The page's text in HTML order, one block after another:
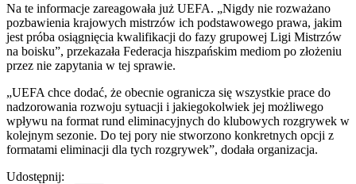
Na te informacje zareagowała już UEFA. „Nigdy nie rozważano
pozbawienia krajowych mistrzów ich podstawowego prawa, jakim
jest próba osiągnięcia kwalifikacji do fazy grupowej Ligi Mistrzów
na boisku”, przekazała Federacja hiszpańskim mediom po złożeniu
przez nie zapytania w tej sprawie.
„UEFA chce dodać, że obecnie ogranicza się wszystkie prace do
nadzorowania rozwoju sytuacji i jakiegokolwiek jej możliwego
wpływu na format rund eliminacyjnych do klubowych rozgrywek w
kolejnym sezonie. Do tej pory nie stworzono konkretnych opcji z
formatami eliminacji dla tych rozgrywek”, dodała organizacja.
Udostępnij: